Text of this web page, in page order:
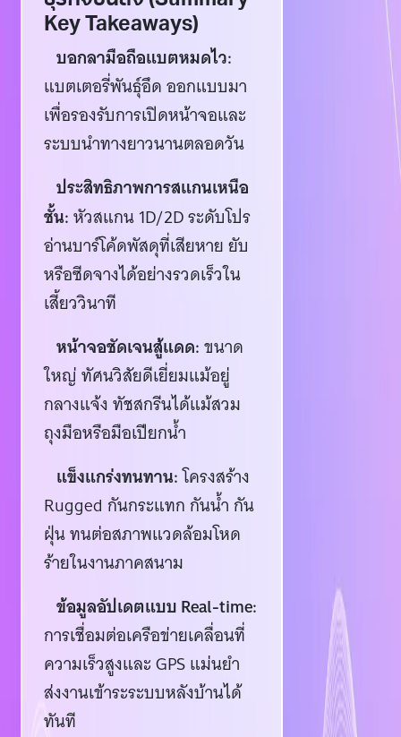
Key Takeaways)
บอกลามือถือแบตหมดไว:
แบตเตอรี่พันธุ์อึด ออกแบบมา
เพื่อรองรับการเปิดหน้าจอและ
ระบบนำทางยาวนานตลอดวัน
ประสิทธิภาพการสแกนเหนือ
ชั้น:หัวสแกน 1D/2D ระดับโปร
อ่านบาร์โค้ดพัสดุที่เสียหาย ยับ
หรือซีดจางได้อย่างรวดเร็วใน
เสี้ยววินาที
หน้าจอชัดเจนสู้แดด:ขนาด
ใหญ่ ทัศนวิสัยดีเยี่ยมแม้อยู่
กลางแจ้ง ทัชสกรีนได้แม้สวม
ถุงมือหรือมือเปียกน้ำ
แข็งแกร่งทนทาน:โครงสร้าง
Rugged กันกระแทก กันน้ำ กัน
ฝุ่น ทนต่อสภาพแวดล้อมโหด
ร้ายในงานภาคสนาม
ข้อมูลอัปเดตแบบ Real-time:
การเชื่อมต่อเครือข่ายเคลื่อนที่
ความเร็วสูงและ GPS แม่นยำ
ส่งงานเข้าระระบบหลังบ้านได้
ทันที